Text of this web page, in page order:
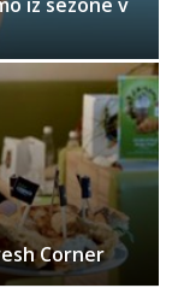
Corner